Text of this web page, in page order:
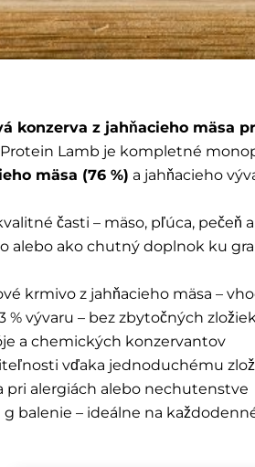
konzerva z jahňacieho mäsa
Lamb je kompletné
mäsa (76 %) a jahňacieho
časti – mäso, pľúca,
alebo ako chutný doplnok ku
krmivo z jahňacieho mäsa –
% vývaru – bez zbytočných zložiek
a chemických konzervantov
vďaka jednoduchému
pri alergiách alebo nechutenstve
balenie – ideálne na